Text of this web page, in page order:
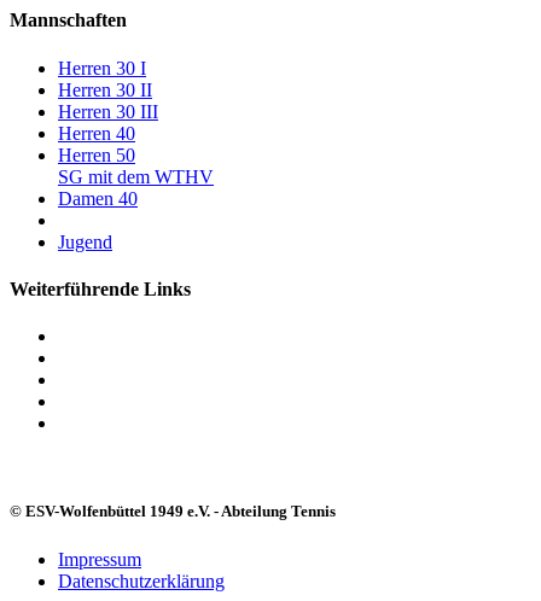
Mannschaften
Herren 30 I
Herren 30 II
Herren 30 III
Herren 40
Herren 50
SG mit dem WTHV
Damen 40
Jugend
Weiterführende Links
© ESV-Wolfenbüttel 1949 e.V. - Abteilung Tennis
Impressum
Datenschutzerklärung